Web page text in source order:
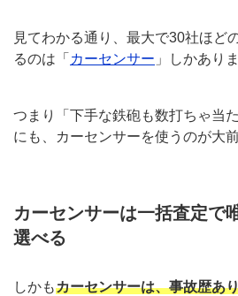
見てわかる通り、最大で30社ほど
るのは「 カーセンサー 」しかあり
つまり「下手な鉄砲も数打ちゃ当
にも、カーセンサーを使うのが大
カーセンサーは一括査定で
選べる
しかもカーセンサーは、事故歴あ